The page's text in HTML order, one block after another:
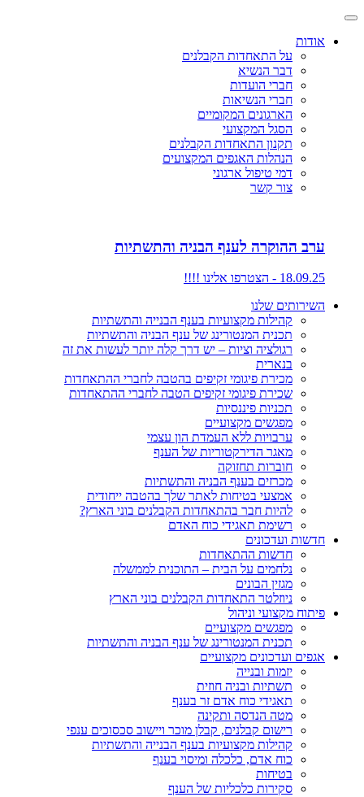
אודות
על התאחדות הקבלנים
דבר הנשיא
חברי הועדות
חברי הנשיאות
הארגונים המקומיים
הסגל המקצועי
תקנון התאחדות הקבלנים
הנהלות האגפים המקצועים
דמי טיפול ארגוני
צור קשר
ערב ההוקרה לענף הבניה והתשתיות
18.09.25 - הצטרפו אלינו !!!!
השירותים שלנו
קהילות מקצועיות בענף הבנייה והתשתיות
תכנית המנטורינג של ענף הבניה והתשתיות
רגולציה וציות – יש דרך קלה יותר לעשות את זה
בנארית
מכירת פיגומי זקיפים בהטבה לחברי ההתאחדות
שכירת פיגומי זקיפים הטבה לחברי ההתאחדות
תכניות פיננסיות
מפגשים מקצועיים
ערבויות ללא העמדת הון עצמי
מאגר הדירקטוריות של הענף
חוברות תחזוקה
מכרזים בענף הבניה והתשתיות
אמצעי בטיחות לאתר שלך בהטבה ייחודית
להיות חבר בהתאחדות הקבלנים בוני הארץ?
רשימת תאגידי כוח האדם
חדשות ועדכונים
חדשות ההתאחדות
נלחמים על הבית – התוכנית לממשלה
מגזין הבונים
ניוזלטר התאחדות הקבלנים בוני הארץ
פיתוח מקצועי וניהול
מפגשים מקצועיים
תכנית המנטורינג של ענף הבניה והתשתיות
אגפים ועדכונים מקצועיים
יזמות ובנייה
תשתיות ובניה חוזית
תאגידי כוח אדם זר בענף
מטה הנדסה ותקינה
רישום קבלנים, קבלן מוכר ויישוב סכסוכים ענפי
קהילות מקצועיות בענף הבנייה והתשתיות
כוח אדם, כלכלה ומיסוי בענף
בטיחות
סקירות כלכליות של הענף